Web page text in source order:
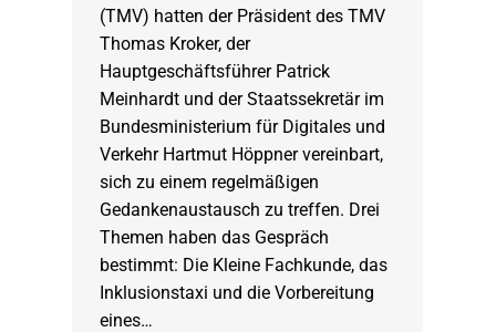
(TMV) hatten der Präsident des TMV
Thomas Kroker, der
Hauptgeschäftsführer Patrick
Meinhardt und der Staatssekretär im
Bundesministerium für Digitales und
Verkehr Hartmut Höppner vereinbart,
sich zu einem regelmäßigen
Gedankenaustausch zu treffen. Drei
Themen haben das Gespräch
bestimmt: Die Kleine Fachkunde, das
Inklusionstaxi und die Vorbereitung
eines…